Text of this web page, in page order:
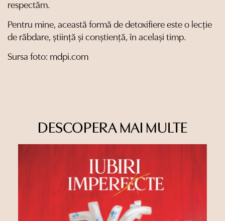
respectăm.
Pentru mine, această formă de detoxifiere este o lecție
de răbdare, știință și conștiență, în același timp.
Sursa foto: mdpi.com
DESCOPERA MAI MULTE